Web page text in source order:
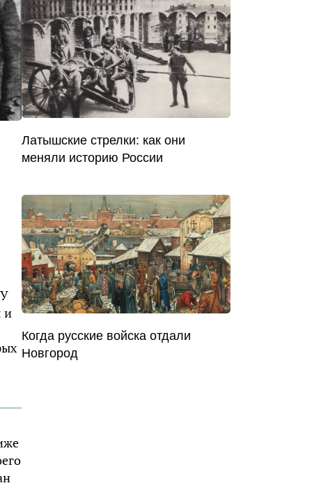
и
Латышские стрелки: как они
меняли историю России
Когда русские войска отдали
Новгород